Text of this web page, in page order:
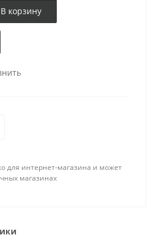
В корзину
для интернет-магазина и может
магазинах